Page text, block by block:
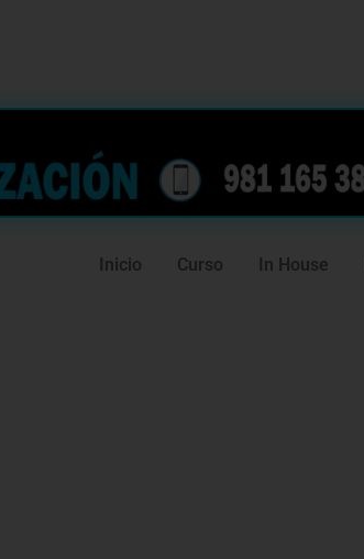
Inicio Curso In House